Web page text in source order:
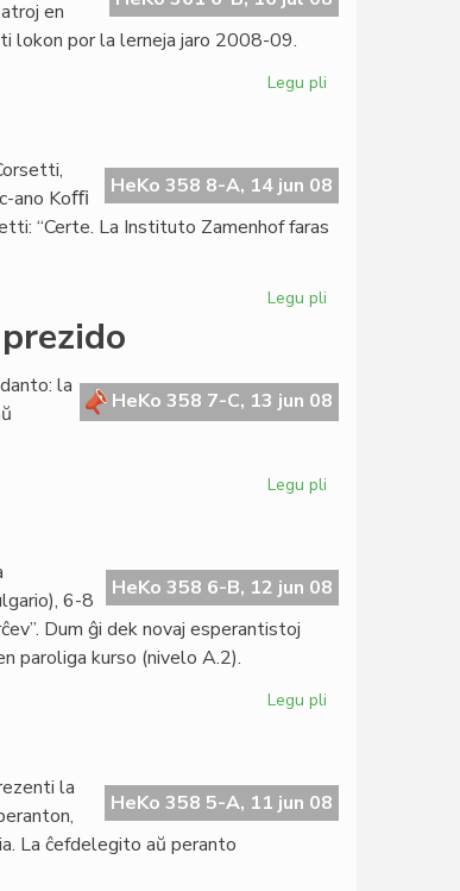
en
lokon por la lerneja jaro 2008-09.
Legu pli
lernojaro
en
Togolando
HeKo 358 8-A, 14 jun 08
ano Koﬃ
“Certe. La Instituto Zamenhof faras
Legu pli
al
Corsetti
HeKo 358 7-C, 13 jun 08
la
Legu pli
de
la
HeKo 358 6-B, 12 jun 08
6-8
Dum ĝi dek novaj esperantistoj
paroliga kurso (nivelo A.2).
Legu pli
Razgrado
HeKo 358 5-A, 11 jun 08
la
La ĉefdelegito aŭ peranto